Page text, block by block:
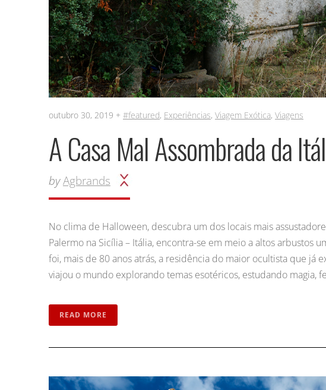
outubro 30, 2019 + #featured, Experiências, Viagem Exótica, Viagens
A Casa Mal Assombrada da
byAgbrands
No clima de Halloween, descubra um dos locais mais
Palermo na Sicília – Itália, encontra-se em meio a altos arbustos
foi, mais de 80 anos atrás, a residência do maior ocultista que já
viajou o mundo explorando temas esotéricos, estudando magia,
READ MORE